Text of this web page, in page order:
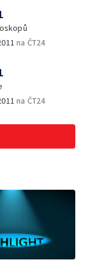
na ČT24
na ČT24